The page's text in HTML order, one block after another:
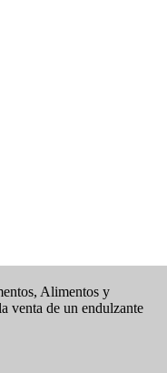
Alimentos y
venta de un endulzante